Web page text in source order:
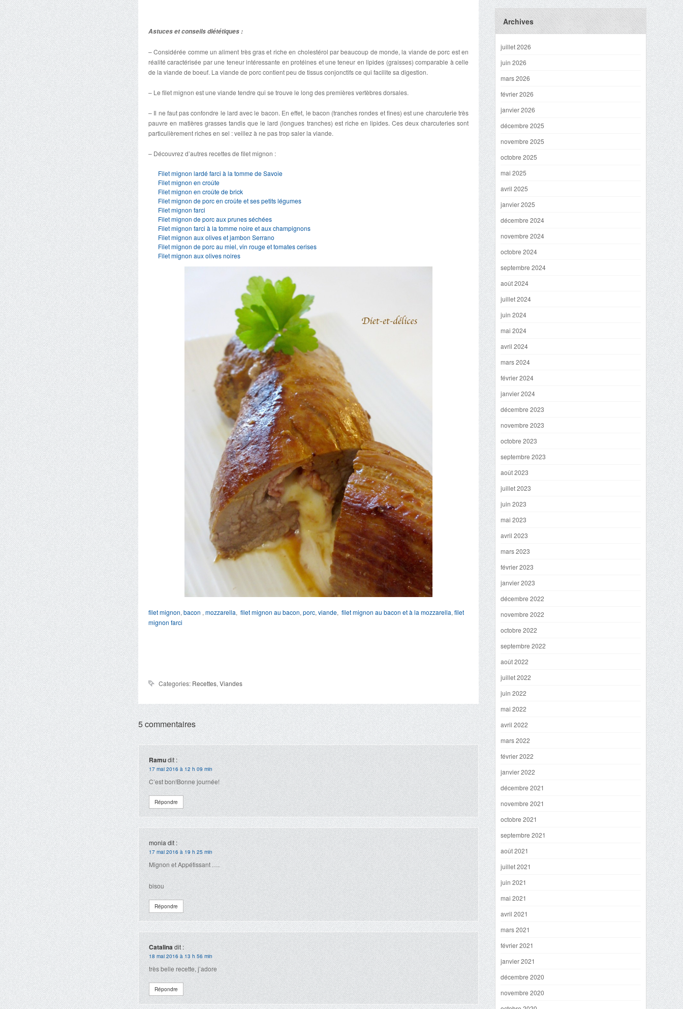
Astuces et conseils diététiques :
– Considérée comme un aliment très gras et riche en cholestérol par beaucoup de monde, la viande de porc est en
réalité caractérisée par une teneur intéressante en protéines et une teneur en lipides (graisses) comparable à celle
de la viande de boeuf. La viande de porc contient peu de tissus conjonctifs ce qui facilite sa digestion.
– Le filet mignon est une viande tendre qui se trouve le long des premières vertèbres dorsales.
– Il ne faut pas confondre le lard avec le bacon. En effet, le bacon (tranches rondes et fines) est une charcuterie très
pauvre en matières grasses tandis que le lard (longues tranches) est riche en lipides. Ces deux charcuteries sont
particulièrement riches en sel : veillez à ne pas trop saler la viande.
– Découvrez d’autres recettes de filet mignon :
Filet mignon lardé farci à la tomme de Savoie
Filet mignon en croûte
Filet mignon en croûte de brick
Filet mignon de porc en croûte et ses petits légumes
Filet mignon farci
Filet mignon de porc aux prunes séchées
Filet mignon farci à la tomme noire et aux champignons
Filet mignon aux olives et jambon Serrano
Filet mignon de porc au miel, vin rouge et tomates cerises
Filet mignon aux olives noires
filet mignon, bacon , mozzarella, filet mignon au bacon, porc, viande, filet mignon au bacon et à la mozzarella, filet
mignon farci
Categories: Recettes, Viandes
5 commentaires
Ramudit :
17 mai 2016 à 12 h 09 min
C’est bon!Bonne journée!
Répondre
moniadit :
17 mai 2016 à 19 h 25 min
Mignon et Appétissant ….
bisou
Répondre
Catalinadit :
18 mai 2016 à 13 h 56 min
très belle recette, j’adore
Répondre
Archives
juillet 2026
juin 2026
mars 2026
février 2026
janvier 2026
décembre 2025
novembre 2025
octobre 2025
mai 2025
avril 2025
janvier 2025
décembre 2024
novembre 2024
octobre 2024
septembre 2024
août 2024
juillet 2024
juin 2024
mai 2024
avril 2024
mars 2024
février 2024
janvier 2024
décembre 2023
novembre 2023
octobre 2023
septembre 2023
août 2023
juillet 2023
juin 2023
mai 2023
avril 2023
mars 2023
février 2023
janvier 2023
décembre 2022
novembre 2022
octobre 2022
septembre 2022
août 2022
juillet 2022
juin 2022
mai 2022
avril 2022
mars 2022
février 2022
janvier 2022
décembre 2021
novembre 2021
octobre 2021
septembre 2021
août 2021
juillet 2021
juin 2021
mai 2021
avril 2021
mars 2021
février 2021
janvier 2021
décembre 2020
novembre 2020